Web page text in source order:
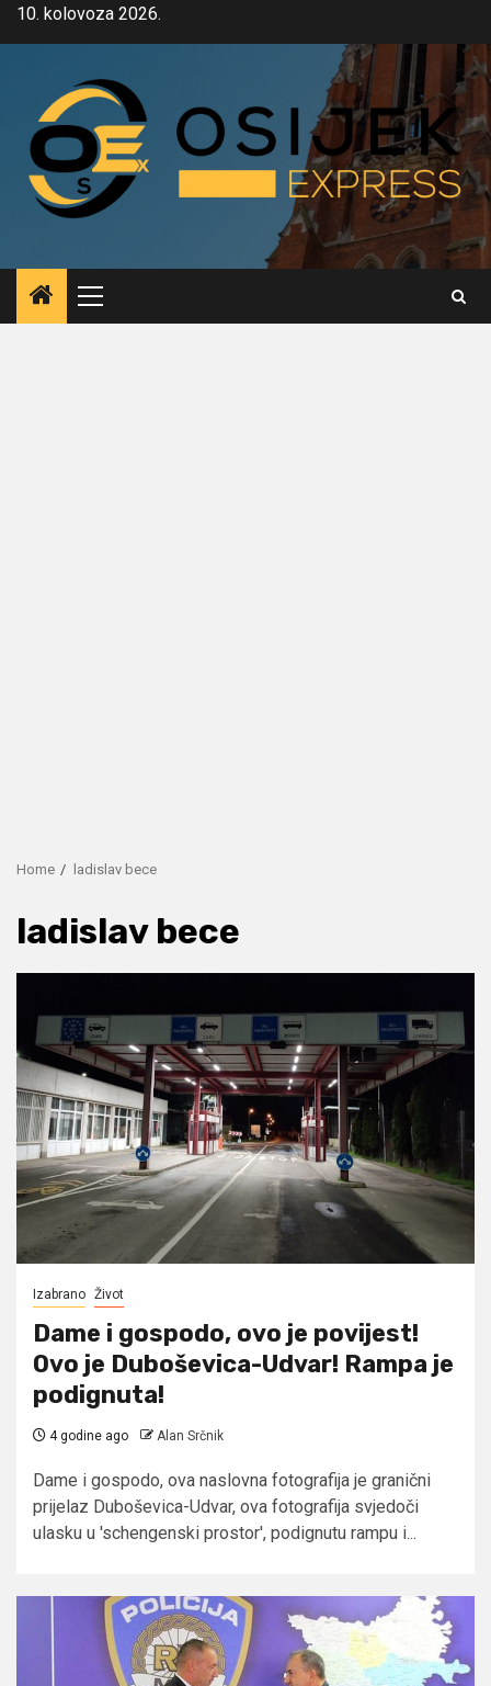
Skip10. kolovoza 2026.
Primary
Menu
Home ladislav bece
ladislav bece
Izabrano Život
Dame i gospodo, ovo je povijest!
Ovo je Duboševica-Udvar! Rampa je
podignuta!
4 godine ago Alan Srčnik
Dame i gospodo, ova naslovna fotografija je granični
prijelaz Duboševica-Udvar, ova fotografija svjedoči
ulasku u 'schengenski prostor', podignutu rampu i...